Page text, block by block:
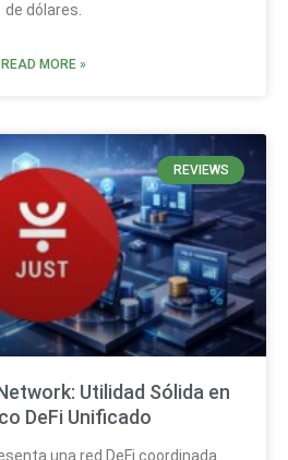
de dólares.
READ MORE »
REVIEWS
Utilidad Sólida en
DeFi Unificado
una red DeFi coordinada